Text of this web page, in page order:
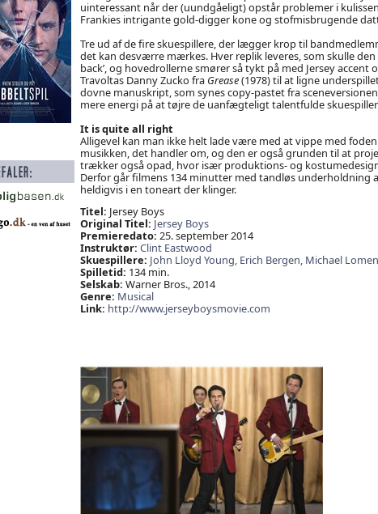
uinteressant når der (uundgåeligt) opstår problemer i
Frankies intrigante gold-digger kone og stofmisbrugende
Tre ud af de fire skuespillere, der lægger krop til
det kan desværre mærkes. Hver replik leveres, som skulle
back’, og hovedrollerne smører så tykt på med Jersey accent
Travoltas Danny Zucko fra Grease(1978) til at ligne
dovne manuskript, som synes copy-pastet fra
mere energi på at tøjre de uanfægteligt talentfulde
It is quite all right
Alligevel kan man ikke helt lade være med at vippe med
musikken, det handler om, og den er også grunden til at
trækker også opad, hvor især produktions- og
Derfor går filmens 134 minutter med tandløs underholdning
heldigvis i en toneart der klinger.
Titel: Jersey Boys
Original Titel: Jersey Boys
Premieredato: 25. september 2014
Instruktør: Clint Eastwood
Skuespillere: John Lloyd Young, Erich Bergen, Michael
Spilletid: 134 min.
Selskab: Warner Bros., 2014
Genre: Musical
Link: http://www.jerseyboysmovie.com